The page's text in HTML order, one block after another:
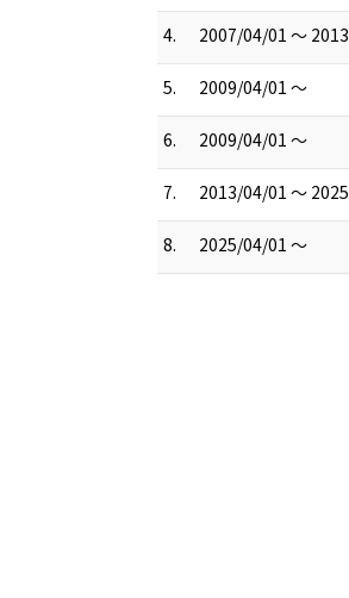
4. 2007/04/01 ～
5. 2009/04/01 ～
6. 2009/04/01 ～
7. 2013/04/01 ～
8. 2025/04/01 ～